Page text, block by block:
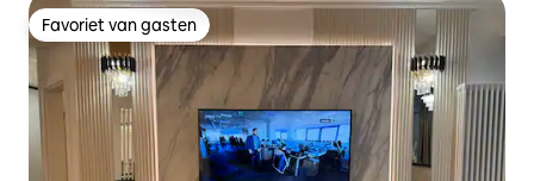
Favoriet van gasten
Favoriet van gasten